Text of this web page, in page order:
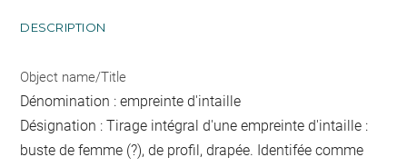
DESCRIPTION
Object name/Title
Dénomination : empreinte d'intaille
Désignation : Tirage intégral d'une empreinte d'intaille :
buste de femme (?), de profil, drapée. Identifée comme